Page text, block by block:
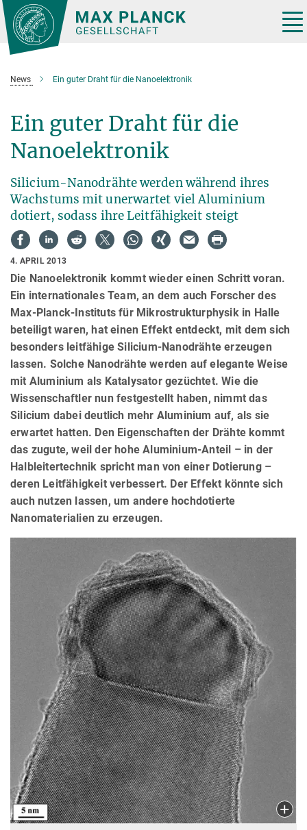
Hauptinhalt
News Ein guter Draht für die Nanoelektronik
Ein guter Draht für die
Nanoelektronik
Silicium-Nanodrähte werden während ihres
Wachstums mit unerwartet viel Aluminium
dotiert, sodass ihre Leitfähigkeit steigt
4. APRIL 2013
Die Nanoelektronik kommt wieder einen Schritt voran.
Ein internationales Team, an dem auch Forscher des
Max-Planck-Instituts für Mikrostrukturphysik in Halle
beteiligt waren, hat einen Effekt entdeckt, mit dem sich
besonders leitfähige Silicium-Nanodrähte erzeugen
lassen. Solche Nanodrähte werden auf elegante Weise
mit Aluminium als Katalysator gezüchtet. Wie die
Wissenschaftler nun festgestellt haben, nimmt das
Silicium dabei deutlich mehr Aluminium auf, als sie
erwartet hatten. Den Eigenschaften der Drähte kommt
das zugute, weil der hohe Aluminium-Anteil – in der
Halbleitertechnik spricht man von einer Dotierung –
deren Leitfähigkeit verbessert. Der Effekt könnte sich
auch nutzen lassen, um andere hochdotierte
Nanomaterialien zu erzeugen.